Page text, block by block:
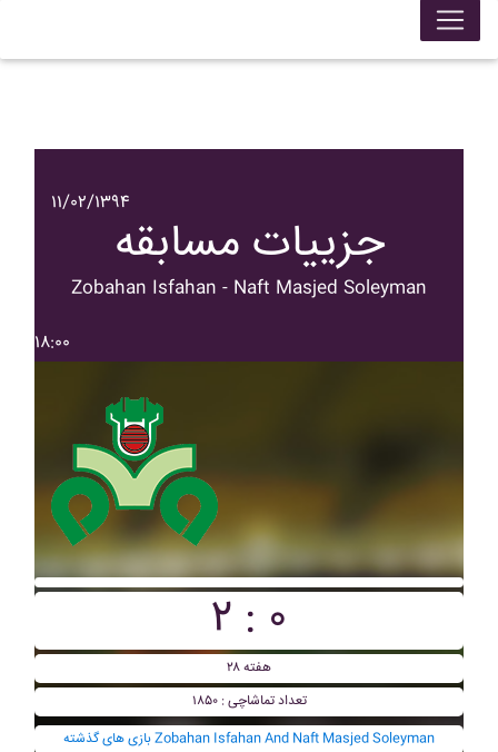
۱۱/۰۲/۱۳۹۴
جزییات مسابقه
Zobahan Isfahan - Naft Masjed Soleyman
۱۸:۰۰
۲ : ۰
هفته ۲۸
تعداد تماشاچی : ۱۸۵۰
بازی های گذشته Zobahan Isfahan And Naft Masjed Soleyman